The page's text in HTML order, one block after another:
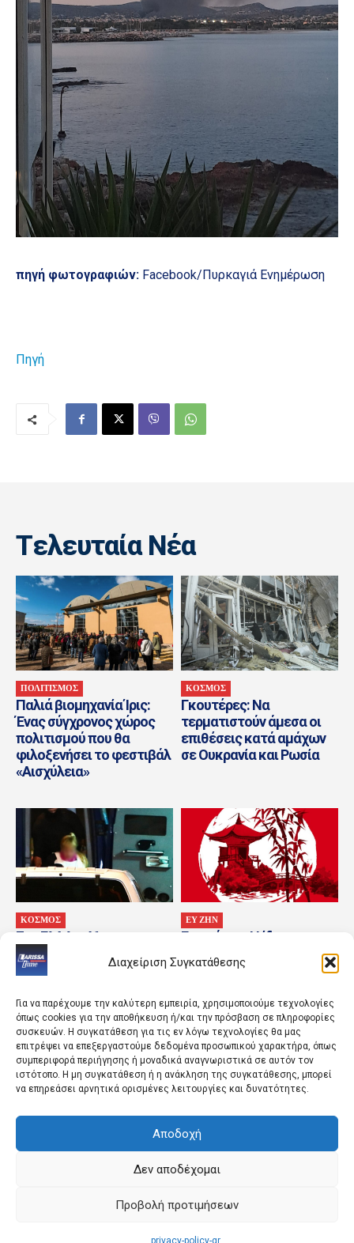
Διαχείριση Συγκατάθεσης
Για να παρέχουμε την καλύτερη εμπειρία, χρησιμοποιούμε τεχνολογίες
όπως cookies για την αποθήκευση ή/και την πρόσβαση σε πληροφορίες
συσκευών. Η συγκατάθεση για τις εν λόγω τεχνολογίες θα μας
επιτρέψει να επεξεργαστούμε δεδομένα προσωπικού χαρακτήρα, όπως
συμπεριφορά περιήγησης ή μοναδικά αναγνωριστικά σε αυτόν τον
ιστότοπο. Η μη συγκατάθεση ή η ανάκληση της συγκατάθεσης, μπορεί
να επηρεάσει αρνητικά ορισμένες λειτουργίες και δυνατότητες.
Αποδοχή
Δεν αποδέχομαι
Προβολή προτιμήσεων
privacy-policy-gr
πηγή φωτογραφιών: Facebook/Πυρκαγιά Ενημέρωση
Πηγή
Tελευταία Nέα
ΠΟΛΙΤΙΣΜΟΣ
Παλιά βιομηχανία Ίρις:
Ένας σύγχρονος χώρος
πολιτισμού που θα
φιλοξενήσει το φεστιβάλ
«Αισχύλεια»
ΚΟΣΜΟΣ
Γκουτέρες: Να
τερματιστούν άμεσα οι
επιθέσεις κατά αμάχων
σε Ουκρανία και Ρωσία
ΚΟΣΜΟΣ
Στη ΓΑΔΑ η 46χρονη της
Marfin – Οι πρώτες
φωτογραφίες από την
ΕΥ ΖΗΝ
Γιοσούκου: Η ίδια η
διαδρομή είναι η
πραγμάτωση.
Σφοδρές καταιγίδες στις
Φιλιππίνες – Νεκροί και
τμήμα της χώρας
ΠΟΛΙΤΙΣΜΟΣ
Παγκόσμια πρεμιέρα για
το Godzilla Minus Zero
Υόρκης